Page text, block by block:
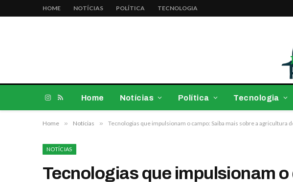
HOME NOTÍCIAS POLÍTICA TECNOLOGIA
Instagram
RSS
Home Notícias Política Tecnologia
Home » Notícias » Tecnologias que impulsionam o campo: Saiba mais sobre a agricultura
NOTÍCIAS
Tecnologias que impulsionam